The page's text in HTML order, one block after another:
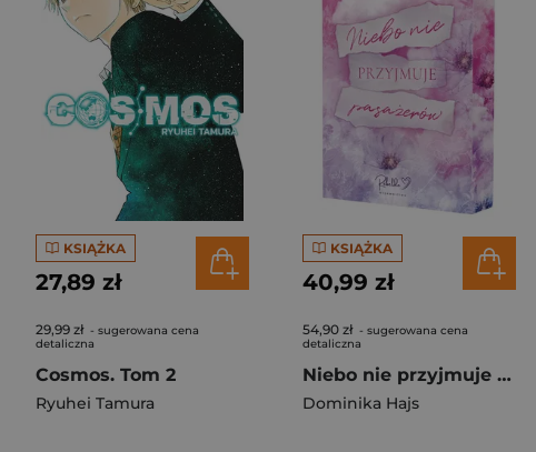
KSIĄŻKA
27,89 zł
29,99 zł - sugerowana cena
detaliczna
Cosmos. Tom 2
Ryuhei Tamura
KSIĄŻKA
40,99 zł
54,90 zł - sugerowana cena
detaliczna
Niebo nie przyjmuje pasażerów (ilustrowane brzegi)
Dominika Hajs